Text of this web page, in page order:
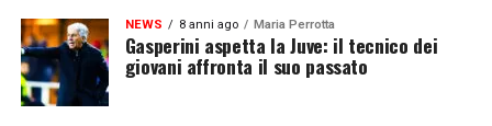
NEWS 8 anni ago Maria Perrotta
Gasperini aspetta la Juve: il tecnico dei
giovani affronta il suo passato